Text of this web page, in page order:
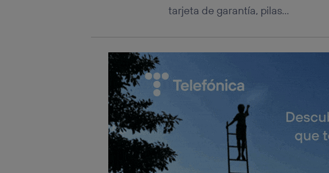
tarjeta de garantía, pilas…